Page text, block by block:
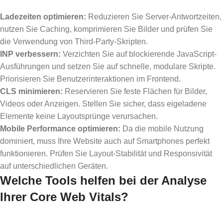
Ladezeiten optimieren: Reduzieren Sie Server-Antwortzeiten,
nutzen Sie Caching, komprimieren Sie Bilder und prüfen Sie
die Verwendung von Third-Party-Skripten.
INP verbessern: Verzichten Sie auf blockierende JavaScript-
Ausführungen und setzen Sie auf schnelle, modulare Skripte.
Priorisieren Sie Benutzerinteraktionen im Frontend.
CLS minimieren: Reservieren Sie feste Flächen für Bilder,
Videos oder Anzeigen. Stellen Sie sicher, dass eigeladene
Elemente keine Layoutsprünge verursachen.
Mobile Performance optimieren: Da die mobile Nutzung
dominiert, muss Ihre Website auch auf Smartphones perfekt
funktionieren. Prüfen Sie Layout-Stabilität und Responsivität
auf unterschiedlichen Geräten.
Welche Tools helfen bei der Analyse
Ihrer Core Web Vitals?